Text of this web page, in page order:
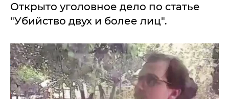
Открыто уголовное дело по статье
"Убийство двух и более лиц".